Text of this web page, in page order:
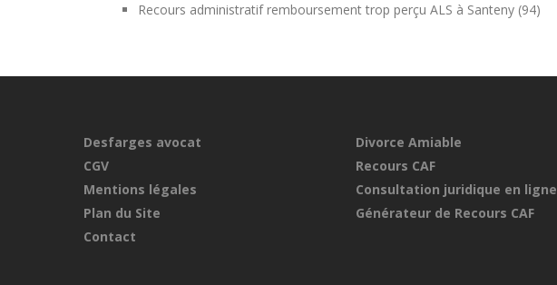
Recours administratif remboursement trop perçu ALS à Santeny (94)
Desfarges avocat
CGV
Mentions légales
Plan du Site
Contact
Divorce Amiable
Recours CAF
Consultation juridique en ligne
Générateur de Recours CAF